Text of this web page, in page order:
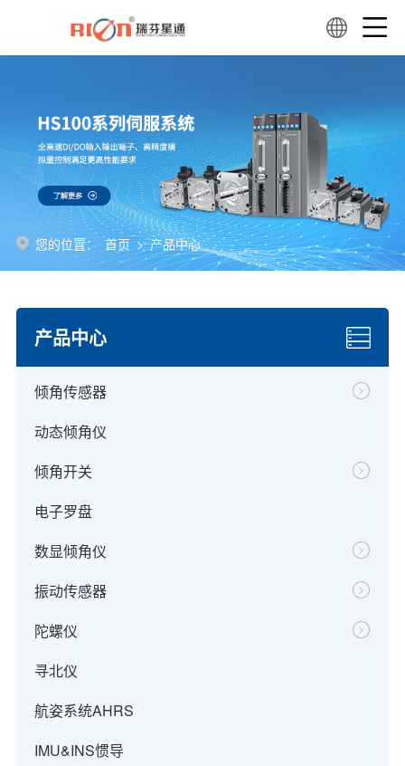
您的位置： 首页 > 产品中心
产品中心
倾角传感器
动态倾角仪
倾角开关
电子罗盘
数显倾角仪
振动传感器
陀螺仪
寻北仪
航姿系统AHRS
IMU&INS惯导